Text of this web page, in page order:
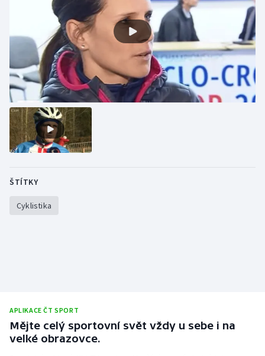
ŠTÍTKY
Cyklistika
APLIKACE ČT SPORT
Mějte celý sportovní svět vždy u sebe i na
velké obrazovce.